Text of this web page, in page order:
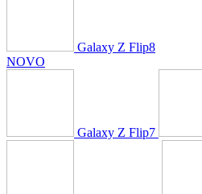
Galaxy Z Flip8
NOVO
Galaxy Z Flip7